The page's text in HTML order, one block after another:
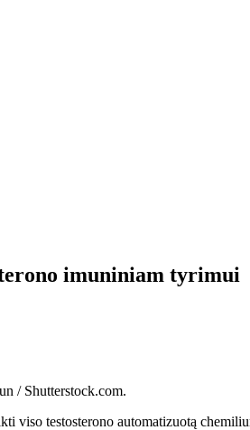
imuniniam tyrimui
/ Shutterstock.com.
viso testosterono automatizuotą